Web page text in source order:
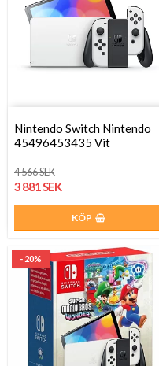
Nintendo Switch Nintendo
45496453435 Vit
4 566 SEK
3 881 SEK
KÖP
- 20%